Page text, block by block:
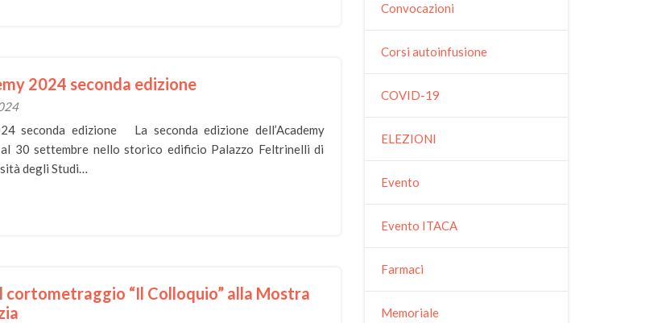
2024 seconda edizione
seconda edizione La seconda edizione dell’Academy
30 settembre nello storico edificio Palazzo Feltrinelli di
degli Studi…
cortometraggio “Il Colloquio” alla Mostra
Convocazioni
Corsi autoinfusione
COVID-19
ELEZIONI
Evento
Evento ITACA
Farmaci
Memoriale